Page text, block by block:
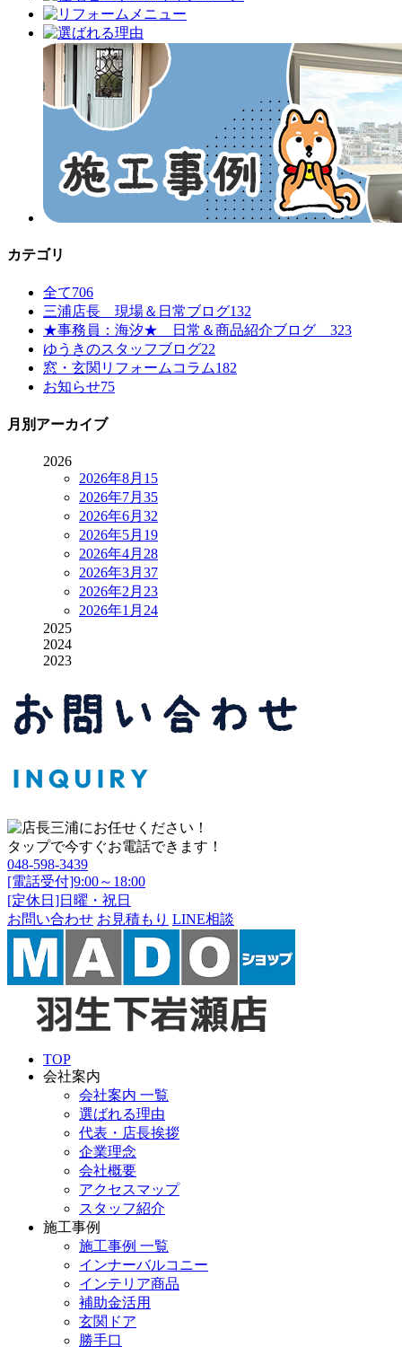
カテゴリ
全て706
三浦店長 現場＆日常ブログ132
★事務員：海汐★ 日常＆商品紹介ブログ 323
ゆうきのスタッフブログ22
窓・玄関リフォームコラム182
お知らせ75
月別アーカイブ
2026
2026年8月 15
2026年7月 35
2026年6月 32
2026年5月 19
2026年4月 28
2026年3月 37
2026年2月 23
2026年1月 24
2025
2024
2023
タップで今すぐお電話できます！
048-598-3439
[電話受付]9:00～18:00
[定休日]日曜・祝日
お問い合わせ お見積もり LINE相談
TOP
会社案内
会社案内 一覧
選ばれる理由
代表・店長挨拶
企業理念
会社概要
アクセスマップ
スタッフ紹介
施工事例
施工事例 一覧
インナーバルコニー
インテリア商品
補助金活用
玄関ドア
勝手口